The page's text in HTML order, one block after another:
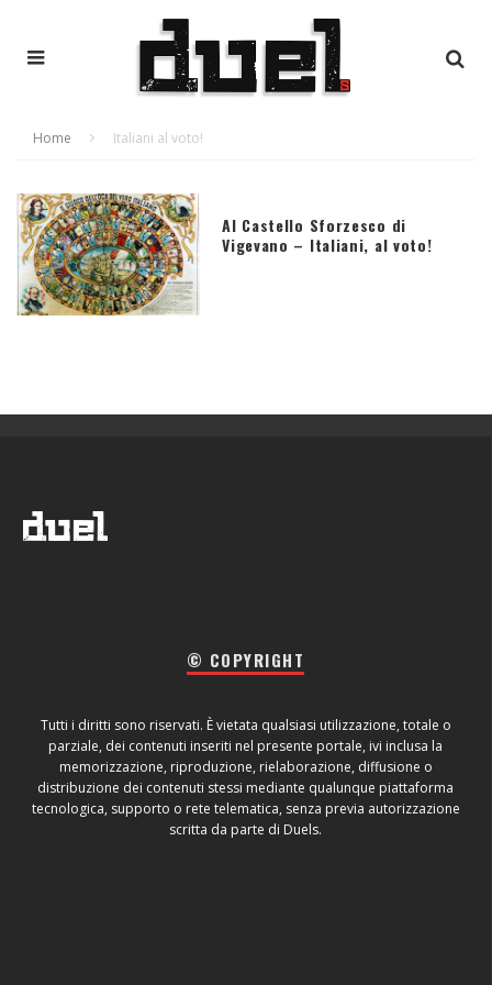
Home Italiani al voto!
Al Castello Sforzesco di
Vigevano – Italiani, al voto!
© COPYRIGHT
Tutti i diritti sono riservati. È vietata qualsiasi utilizzazione, totale o
parziale, dei contenuti inseriti nel presente portale, ivi inclusa la
memorizzazione, riproduzione, rielaborazione, diffusione o
distribuzione dei contenuti stessi mediante qualunque piattaforma
tecnologica, supporto o rete telematica, senza previa autorizzazione
scritta da parte di Duels.